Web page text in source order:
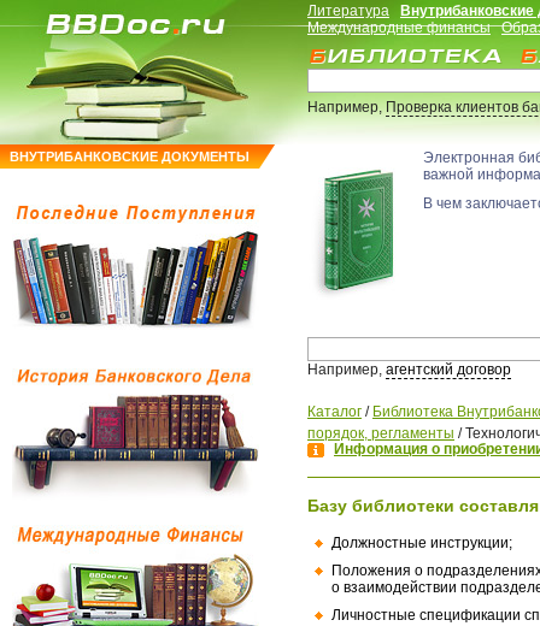
ВНУТРИБАНКОВСКИЕ ДОКУМЕНТЫ
Литература
Международные финансы
Например,Проверка клиентов
Электронная
важной
В чем
Например, агентский договор
Каталог / Библиотека
порядок, регламенты /
Информация о
Базу библиотеки
Должностные инструкции;
Положения о
о взаимодействии
Личностные спецификации